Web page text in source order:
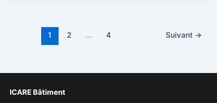
1 2 … 4 Suivant →
ICARE Bâtiment